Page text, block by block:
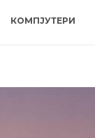
КОМПЈУТЕРИ